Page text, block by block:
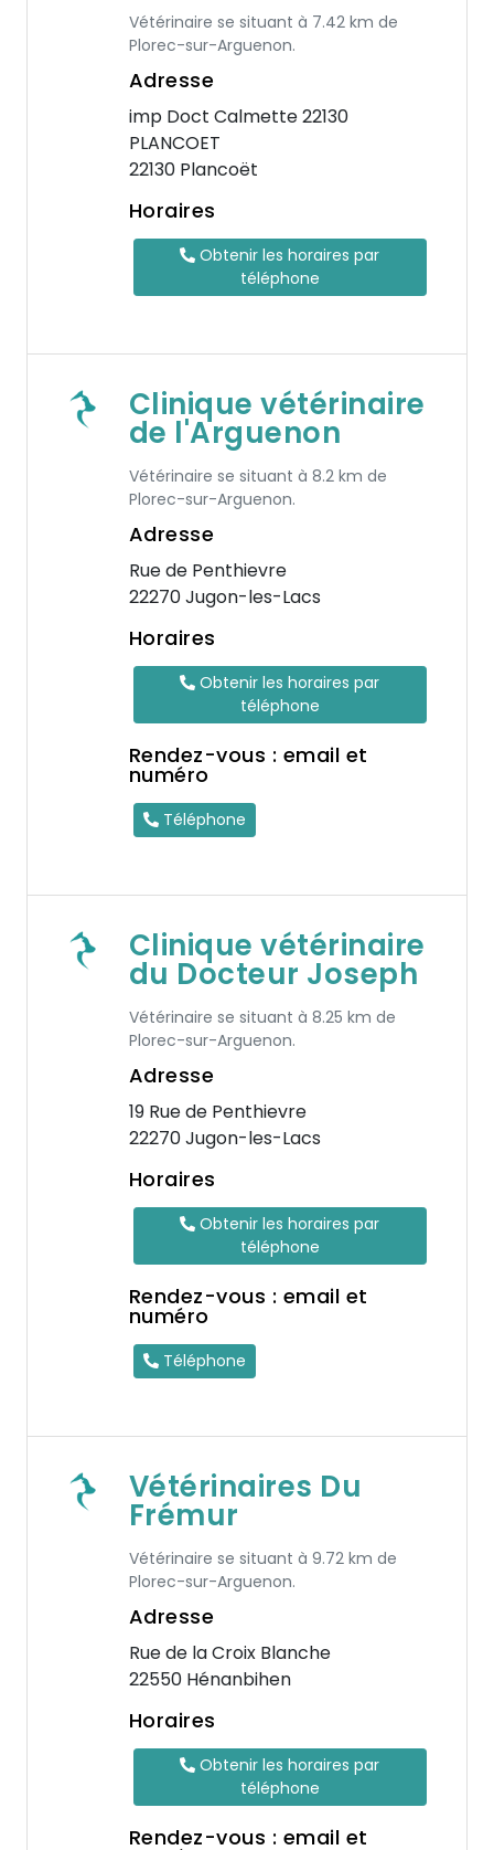
Vétérinaire se situant à 7.42 km de
Plorec-sur-Arguenon.
Adresse
imp Doct Calmette 22130
PLANCOET
22130 Plancoët
Horaires
Obtenir les horaires par
téléphone
Clinique vétérinaire
de l'Arguenon
Vétérinaire se situant à 8.2 km de
Plorec-sur-Arguenon.
Adresse
Rue de Penthievre
22270 Jugon-les-Lacs
Horaires
Obtenir les horaires par
téléphone
Rendez-vous : email et
numéro
Téléphone
Clinique vétérinaire
du Docteur Joseph
Vétérinaire se situant à 8.25 km de
Plorec-sur-Arguenon.
Adresse
19 Rue de Penthievre
22270 Jugon-les-Lacs
Horaires
Obtenir les horaires par
téléphone
Rendez-vous : email et
numéro
Téléphone
Vétérinaires Du
Frémur
Vétérinaire se situant à 9.72 km de
Plorec-sur-Arguenon.
Adresse
Rue de la Croix Blanche
22550 Hénanbihen
Horaires
Obtenir les horaires par
téléphone
Rendez-vous : email et